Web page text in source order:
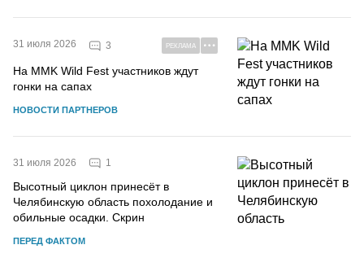
31 июля 2026 3 РЕКЛАМА
На MMK Wild Fest участников ждут
гонки на сапах
НОВОСТИ ПАРТНЕРОВ
31 июля 2026 1
Высотный циклон принесёт в
Челябинскую область похолодание и
обильные осадки. Скрин
ПЕРЕД ФАКТОМ